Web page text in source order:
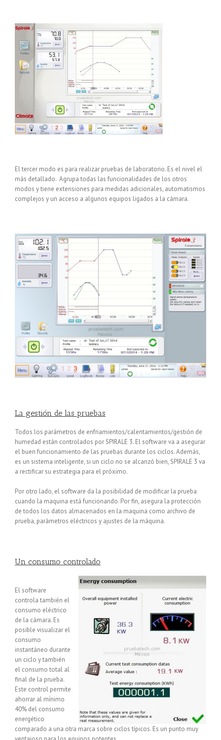
El tercer modo es para realizar pruebas de laboratorio. Es el nivel el
más detallado. Agrupa todas las funcionalidades de los otros
modos y tiene extensiones para medidas adicionales, automatismos
complejos y un acceso a algunos equipos ligados a la cámara.
La gestión de las pruebas
Todos los parámetros de enfriamientos/calentamientos/gestión de
humedad están controlados por SPIRALE 3. El software va a asegurar
el buen funcionamiento de las pruebas durante los ciclos. Además,
es un sistema inteligente, si un ciclo no se alcanzó bien, SPIRALE 3 va
a rectificar su estrategia para el próximo.
Por otro lado, el software da la posibilidad de modificar la prueba
cuando la maquina está funcionando. Por fin, asegura la protección
de todos los datos almacenados en la maquina como archivo de
prueba, parámetros eléctricos y ajustes de la máquina.
Un consumo controlado
El software
controla también el
consumo eléctrico
de la cámara. Es
posible visualizar el
consumo
instantáneo durante
un ciclo y también
el consumo total al
final de la prueba.
Este control permite
ahorrar al mínimo
40% del consumo
energético
comparado a una otra marca sobre ciclos típicos. Es un punto muy